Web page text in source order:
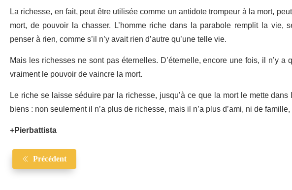
La richesse, en fait, peut être utilisée comme un antidote trompeur à la mort,
mort, de pouvoir la chasser. L’homme riche dans la parabole remplit la vie,
penser à rien, comme s’il n’y avait rien d’autre qu’une telle vie.
Mais les richesses ne sont pas éternelles. D’éternelle, encore une fois, il n’y a
vraiment le pouvoir de vaincre la mort.
Le riche se laisse séduire par la richesse, jusqu’à ce que la mort le mette
biens : non seulement il n’a plus de richesse, mais il n’a plus d’ami, ni de
+Pierbattista
Précédent